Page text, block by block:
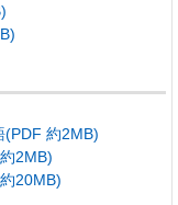
約2MB)
2MB)
20MB)